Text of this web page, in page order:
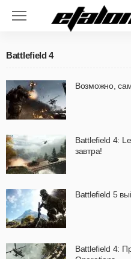
Battlefield 4
Возможно,
Battlefield 4:
завтра!
Battlefield 5
Battlefield 4: